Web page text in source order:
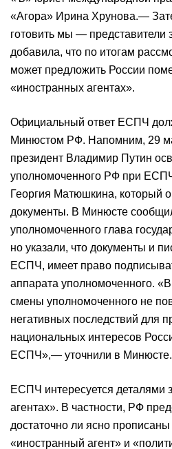
«Агора» Ирина Хрунова.—
готовить мы — представители
добавила, что по итогам
может предложить России
«иностранных агентах».
Официальный ответ ЕСПЧ
Минюстом РФ. Напомним, 29
президент Владимир Путин
уполномоченного РФ при
Георгия Матюшкина, который
документы. В Минюсте
уполномоченного глава
но указали, что документы и
ЕСПЧ, имеет право
аппарата уполномоченного.
смены уполномоченного не
негативных последствий для
национальных интересов
ЕСПЧ»,— уточнили в Минюсте.
ЕСПЧ интересуется деталями
агентах». В частности, РФ
достаточно ли ясно
«иностранный агент» и